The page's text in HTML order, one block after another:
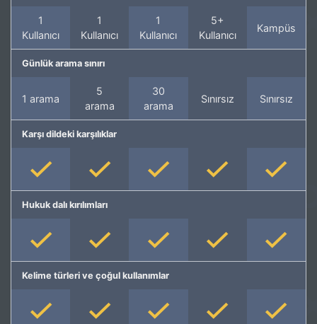
1
Kullanıcı
1
Kullanıcı
1
Kullanıcı
5+
Kullanıcı
Kampüs
Günlük arama sınırı
1 arama
5
arama
30
arama
Sınırsız Sınırsız
Karşı dildeki karşılıklar
Hukuk dalı kırılımları
Kelime türleri ve çoğul kullanımlar